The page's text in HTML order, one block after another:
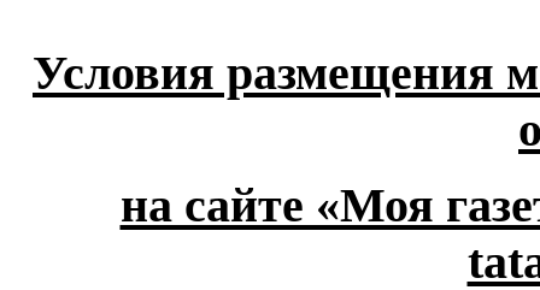
Условия размещения
на сайте «Моя